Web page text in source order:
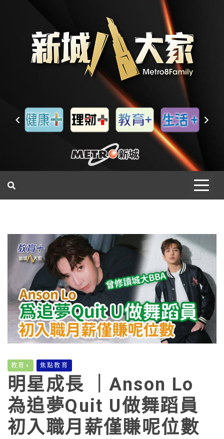
教育+ 焦點教育
明星成長 ｜Anson Lo
為追夢Quit U做舞蹈員
初入職月薪僅賺呢位數